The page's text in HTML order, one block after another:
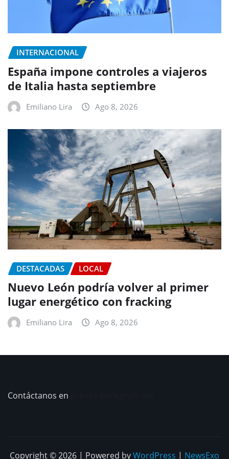
INTERNACIONAL
España impone controles a viajeros
de Italia hasta septiembre
Emiliano Lira Ago 8, 2026
DESTACADAS LOCAL
Nuevo León podría volver al primer
lugar energético con fracking
Emiliano Lira Ago 8, 2026
Contáctanos en
Copyright © 2026 | Powered byWordPress | NewsExo